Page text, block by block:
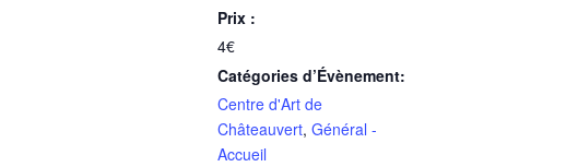
Prix :
4€
Catégories d’Évènement:
Centre d'Art de
Châteauvert, Général -
Accueil